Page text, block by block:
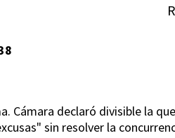
Cámara declaró divisible la
sin resolver la